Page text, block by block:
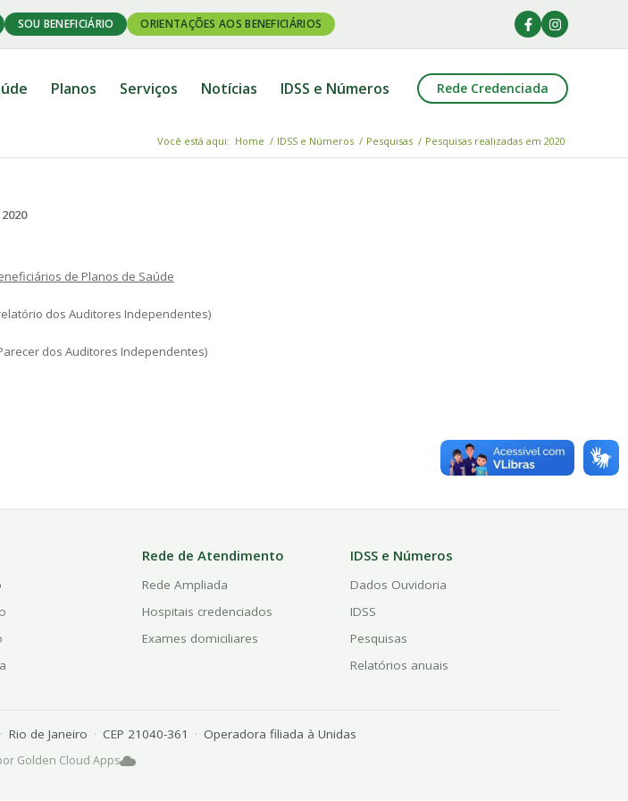
SOU BENEFICIÁRIO ORIENTAÇÕES AOS BENEFICIÁRIOS
Planos Serviços Notícias IDSS e Números Rede Credenciada
Você está aqui: Home / IDSS e Números / Pesquisas / Pesquisas realizadas em 2020
de Planos de Saúde
dos Auditores Independentes)
dos Auditores Independentes)
Rede de Atendimento
Rede Ampliada
Hospitais credenciados
Exames domiciliares
IDSS e Números
Dados Ouvidoria
IDSS
Pesquisas
Relatórios anuais
· Rio de Janeiro · CEP 21040-361 · Operadora filiada à Unidas
Golden Cloud Apps